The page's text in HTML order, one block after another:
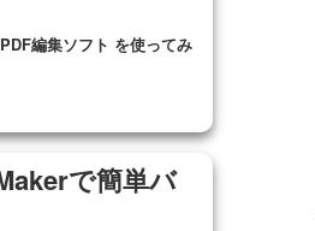
編集ソフト を使ってみ
で簡単バ